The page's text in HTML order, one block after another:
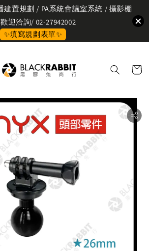
置規劃 / PA系統會議室系統 / 攝影棚
迎洽詢/ 02-27942002
✨填寫規劃表單✨